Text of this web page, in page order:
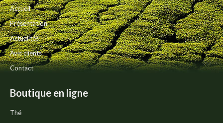
sur
la
page
du
produit
Accueil
Présentation
Actualités
Avis clients
Contact
Boutique en ligne
Thé